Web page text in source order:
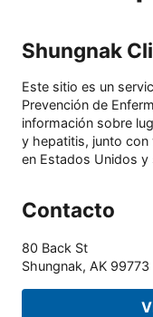
Shungnak
Este sitio es un
Prevención de
información sobre
y hepatitis, junto con
en Estados Unidos y
Contacto
80 Back St
Shungnak, AK 99773